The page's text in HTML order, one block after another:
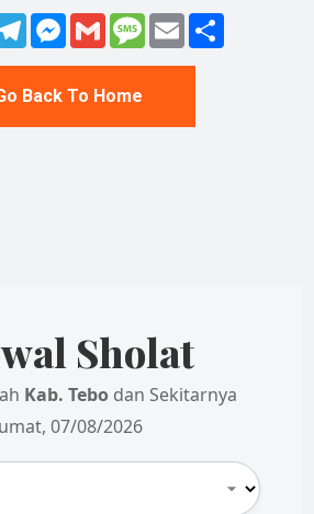
TelegramMessenger
Gmail Message
Email
Back To Home
Sholat
Kab. Tebo dan Sekitarnya
07/08/2026